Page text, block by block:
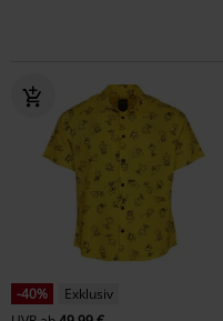
-40%
Exklusiv